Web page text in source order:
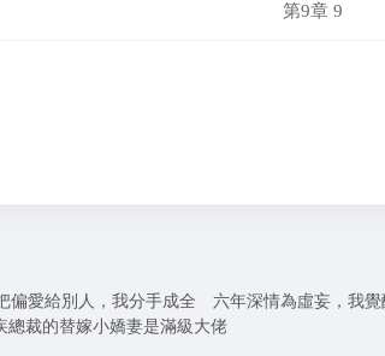
第9章 9
偏愛給別人，我分手成全 六年深情為虛妄，我覺
總裁的替嫁小嬌妻是滿級大佬